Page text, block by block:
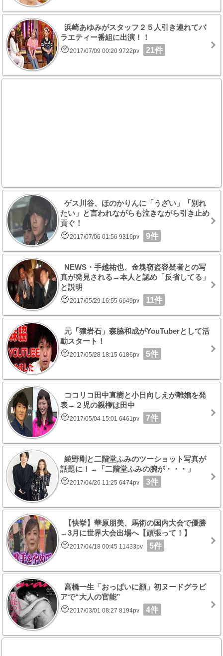
浜崎あゆみがスタッフ２５人引き連れてバ
ラエティー番組に出演！！
2017/07/09 00:20 9722pv 21件
ゲス川谷、ほのかりんに「うざい」「別れ
たい」と言われながらも泣きながら引き止め
貢ぐ！
2017/07/06 01:56 9316pv 9件
NEWS・手越祐也、金塊窃盗容疑者との写
真が発見される→本人と認め「反省してる」
と説明
2017/05/29 16:55 6649pv 11件
元「猿岩石」森脇和成がYouTuberとして活
動スタート！
2017/05/28 18:15 6186pv 5件
ココリコ田中直樹と小日向しえが離婚を発
表→２児の親権は田中
2017/05/04 15:01 6461pv 7件
綾野剛と二階堂ふみのツーショット写真が
話題に！→「二階堂ふみの腕が・・・」
2017/04/26 11:25 6474pv 3件
【快挙】華原朋美、馬術の国内大会で優勝
→3月に世界大会出場へ【頑張って！】
2017/04/18 00:45 11433pv 5件
高橋一生「おっぱいに顔」初ヌードグラビ
アで“大人の官能”
2017/03/01 08:27 8194pv 4件